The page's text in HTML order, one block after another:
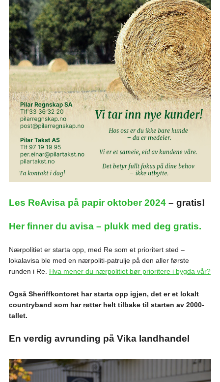
Les ReAvisa på papir oktober 2024– gratis!
Her finner du avisa – plukk med deg gratis.
Nærpolitiet er starta opp, med Re som et prioritert sted –
lokalavisa ble med en nærpoliti-patrulje på den aller første
runden i Re. Hva mener du nærpolitiet bør prioritere i bygda vår?
Også Sheriffkontoret har starta opp igjen, det er et lokalt
countryband som har røtter helt tilbake til starten av 2000-
tallet.
En verdig avrunding på Vika landhandel